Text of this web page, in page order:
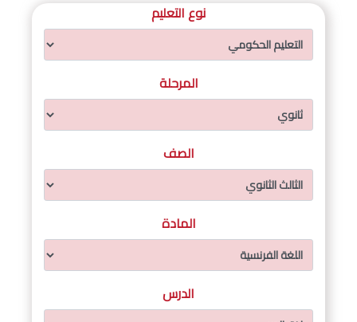
نوع التعليم
المرحلة
الصف
المادة
الدرس